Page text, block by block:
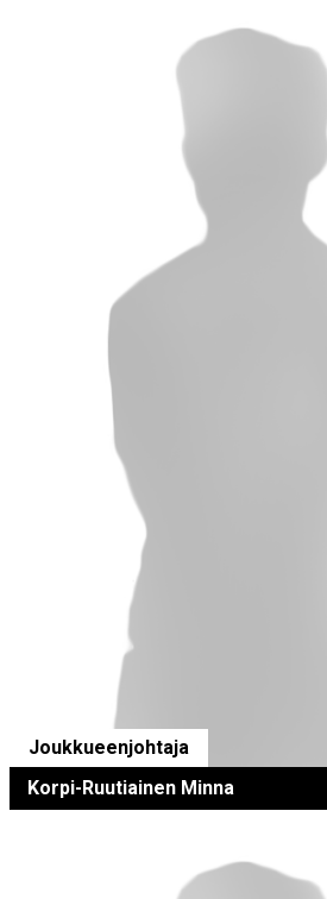
Joukkueenjohtaja
Korpi-Ruutiainen Minna